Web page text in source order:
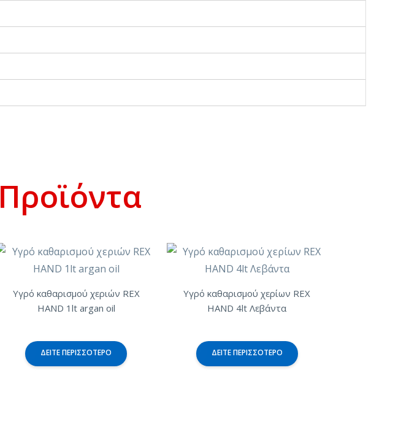
Προϊόντα
Υγρό καθαρισμού χεριών REX
HAND 1lt argan oil
ΔΕΊΤΕ ΠΕΡΙΣΣΌΤΕΡΟ
Υγρό καθαρισμού χερίων REX
HAND 4lt Λεβάντα
ΔΕΊΤΕ ΠΕΡΙΣΣΌΤΕΡΟ